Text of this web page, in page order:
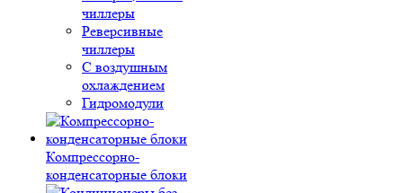
чиллеры
Реверсивные
чиллеры
С воздушным
охлаждением
Гидромодули
Компрессорно-
конденсаторные блоки